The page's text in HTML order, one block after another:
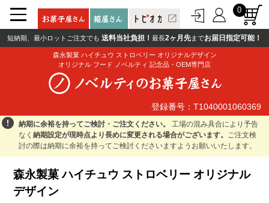
森永製菓 ハイチュウ ストロベリー オリジナルデザイン
オリジナル フード ノベルティ 記念品・OEM専門店
open_in_new
短納期、最小ロットご注文でも 送料当社負担！ 最長2ヶ月先までお届日指定可能！
0
登録番号：T1040001060369
error 納期に余裕を持ってご検討・ご注文ください。
工場の混み具合により予告
なく納期設定が現時点より長めに変更される場合がございます。
ご注文検
討の際は納期に余裕を持ってご検討くださいますようお願いいたします。
登録番号：T1040001060369
森永製菓 ハイチュウ ストロベリー オリジナル
デザイン